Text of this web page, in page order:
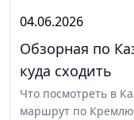
04.06.2026
Обзорная по
куда сходить
Что посмотреть в
маршрут по